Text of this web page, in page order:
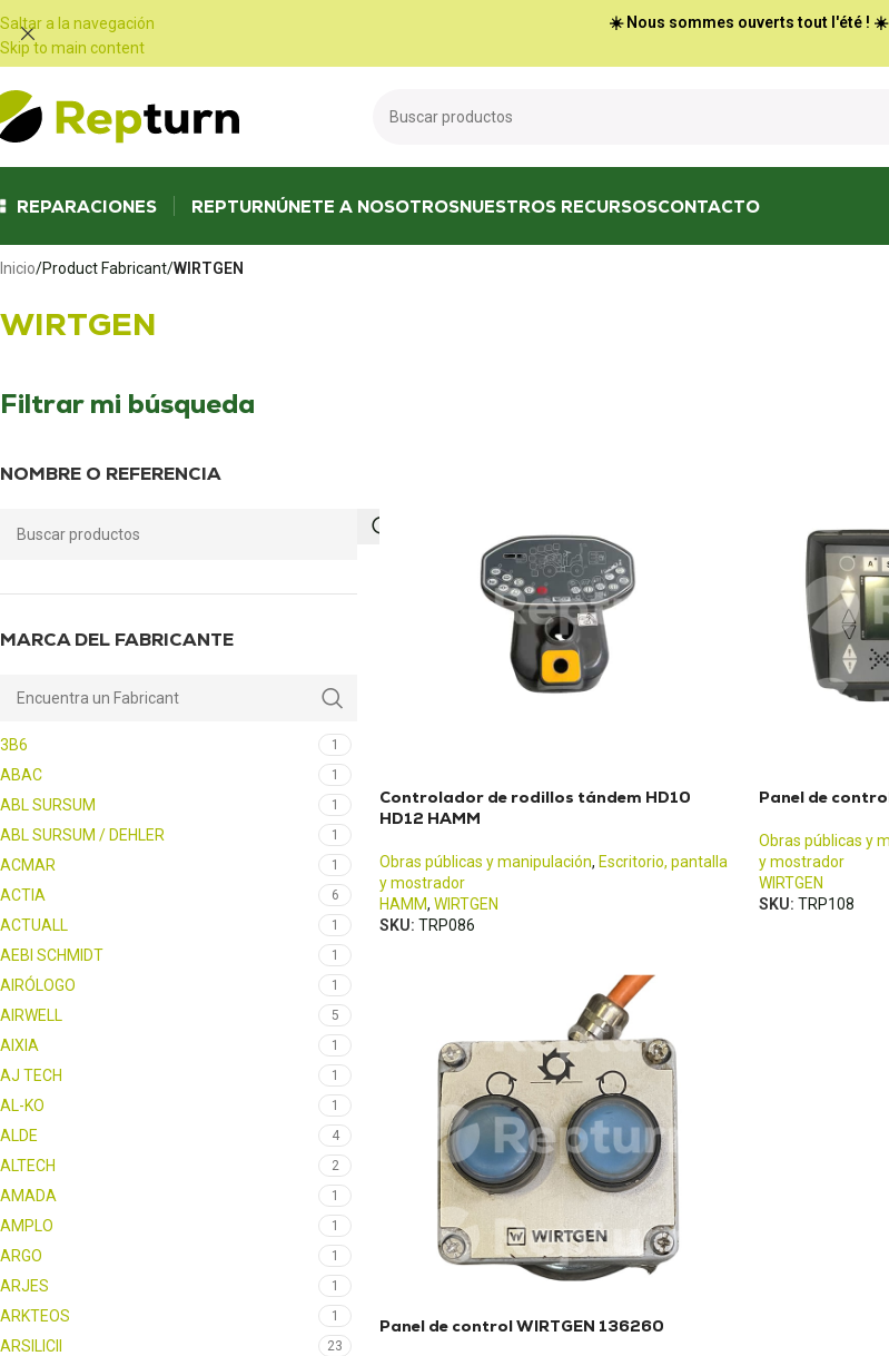
Saltar a la navegación
Skip to main content
☀️ Nous sommes ouverts tout l'été ! ☀️
REPARACIONES REPTURNÚNETE A NOSOTROSNUESTROS RECURSOSCONTACTO
Inicio/Product Fabricant/WIRTGEN
WIRTGEN
Filtrar mi búsqueda
NOMBRE O REFERENCIA
MARCA DEL FABRICANTE
3B6 1
ABAC 1
ABL SURSUM 1
ABL SURSUM / DEHLER 1
ACMAR 1
ACTIA 6
ACTUALL 1
AEBI SCHMIDT 1
AIRÓLOGO 1
AIRWELL 5
AIXIA 1
AJ TECH 1
AL-KO 1
ALDE 4
ALTECH 2
AMADA 1
AMPLO 1
ARGO 1
ARJES 1
ARKTEOS 1
ARSILICII 23
Controlador de rodillos tándem HD10
HD12 HAMM
Obras públicas y manipulación, Escritorio, pantalla
y mostrador
HAMM, WIRTGEN
SKU: TRP086
Panel de
Obras públicas y
y mostrador
WIRTGEN
SKU: TRP108
Panel de control WIRTGEN 136260